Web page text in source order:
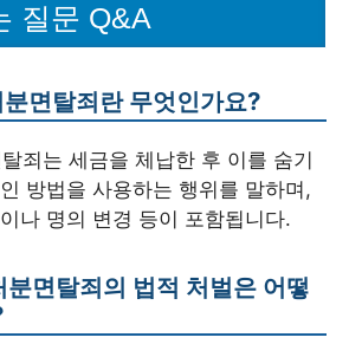
질문 Q&A
면탈죄란 무엇인가요?
죄는 세금을 체납한 후 이를 숨기
방법을 사용하는 행위를 말하며,
나 명의 변경 등이 포함됩니다.
면탈죄의 법적 처벌은 어떻